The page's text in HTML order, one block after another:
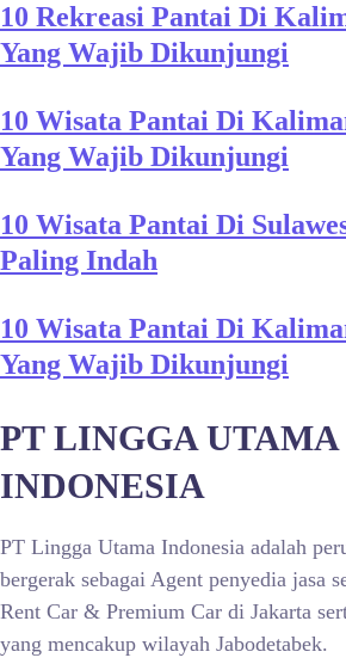
10 Rekreasi Pantai Di
Yang Wajib Dikunjungi
10 Wisata Pantai Di
Yang Wajib Dikunjungi
10 Wisata Pantai Di
Paling Indah
10 Wisata Pantai Di
Yang Wajib Dikunjungi
PT LINGGA UTAMA
INDONESIA
PT Lingga Utama Indonesia adalah
bergerak sebagai Agent penyedia jasa
Rent Car & Premium Car di Jakarta
yang mencakup wilayah Jabodetabek.